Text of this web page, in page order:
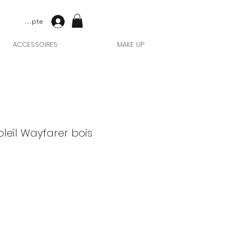
Mon compte
ACCESSOIRES MAKE UP
Wayfarer bois